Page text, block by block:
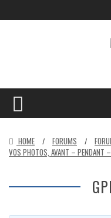
HOME / FORUMS /
VOS PHOTOS, AVANT – PENDANT